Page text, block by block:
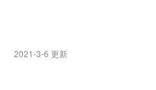
2021-3-6 更新